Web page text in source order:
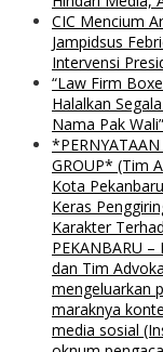
CIC Mencium
Jampidsus
Intervensi
“Law Firm
Halalkan
Nama Pak Wali”
GROUP* (Tim
Kota
Keras
Karakter
PEKANBARU
dan Tim
mengeluarkan
maraknya
media sosial